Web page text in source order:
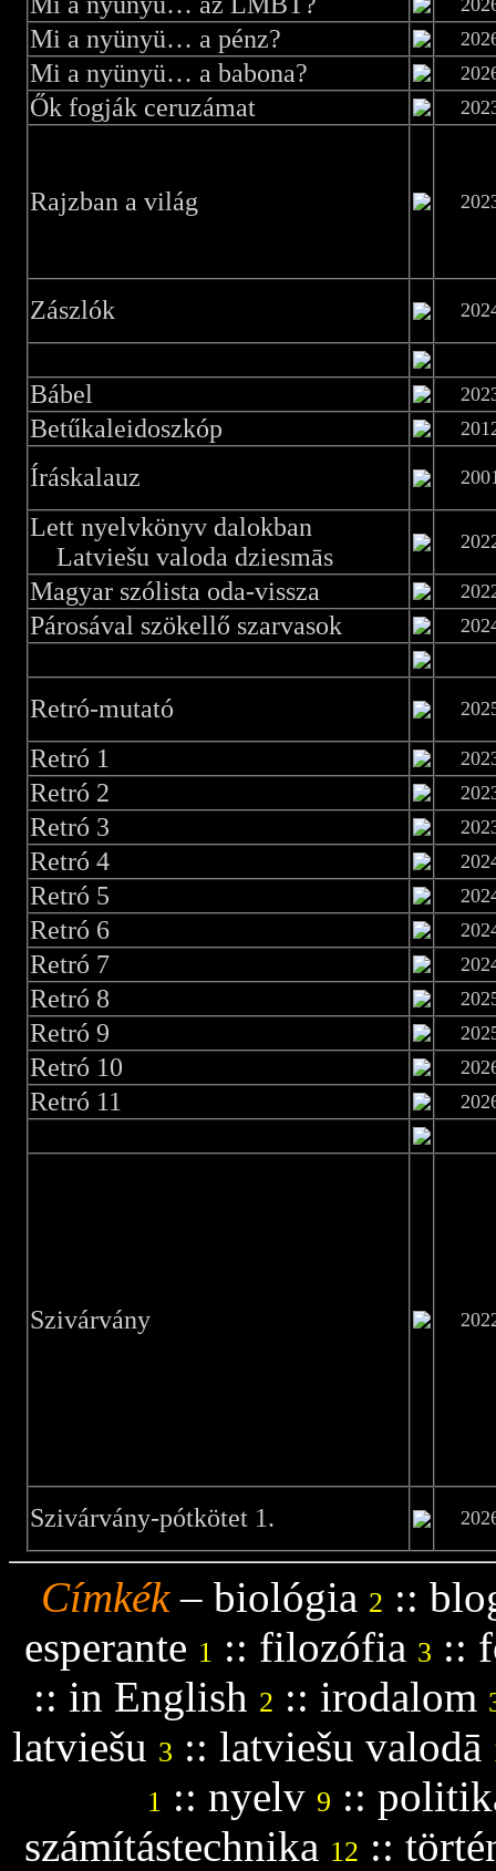
Mi a nyünyü… a pénz?
Mi a nyünyü… a babona?
Ők fogják ceruzámat
Rajzban a világ
Zászlók
Bábel
Betűkaleidoszkóp
Íráskalauz
Lett nyelvkönyv dalokban
Latviešu valoda dziesmās
Magyar szólista oda-vissza
Párosával szökellő szarvasok
Retró-mutató
Retró 1
Retró 2
Retró 3
Retró 4
Retró 5
Retró 6
Retró 7
Retró 8
Retró 9
Retró 10
Retró 11
Szivárvány
Szivárvány-pótkötet 1.
Címkék– biológia 2 ::
esperante 1 :: filozófia 3 ::
:: in English 2 :: irodalom
latviešu 3 :: latviešu valodā
1 :: nyelv 9 ::
számítástechnika 12 ::